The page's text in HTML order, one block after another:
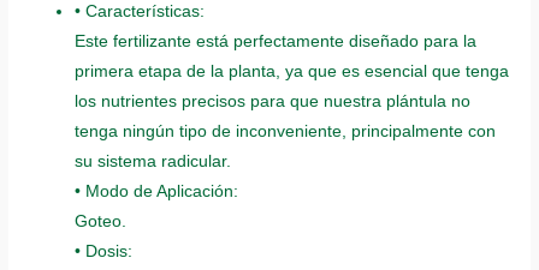
• Características:
Este fertilizante está perfectamente diseñado para la
primera etapa de la planta, ya que es esencial que tenga
los nutrientes precisos para que nuestra plántula no
tenga ningún tipo de inconveniente, principalmente con
su sistema radicular.
• Modo de Aplicación:
Goteo.
• Dosis: